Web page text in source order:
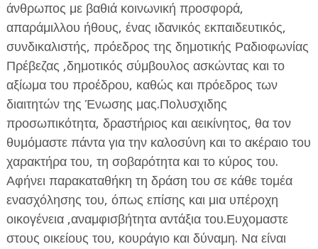
ΕΦΗΜΕΡΙΔΑ Η ΠΑΡΓΑ
ΠΛΗΡΟΦΟΡΙΕΣ
άνθρωπος με βαθιά κοινωνική προσφορά,
απαράμιλλου ήθους, ένας ιδανικός εκπαιδευτικός,
συνδικαλιστής, πρόεδρος της δημοτικής Ραδιοφωνίας
Πρέβεζας ,δημοτικός σύμβουλος ασκώντας και το
αξίωμα του προέδρου, καθώς και πρόεδρος των
διαιτητών της Ένωσης μας.Πολυσχιδης
προσωπικότητα, δραστήριος και αεικίνητος, θα τον
θυμόμαστε πάντα για την καλοσύνη και το ακέραιο του
χαρακτήρα του, τη σοβαρότητα και το κύρος του.
Αφήνει παρακαταθήκη τη δράση του σε κάθε τομέα
ενασχόλησης του, όπως επίσης και μια υπέροχη
οικογένεια ,αναμφισβήτητα αντάξια του.Ευχομαστε
στους οικείους του, κουράγιο και δύναμη. Να είναι